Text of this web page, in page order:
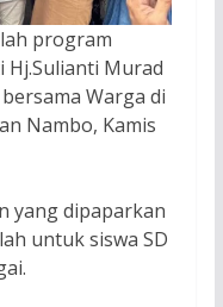
program
Hj.Sulianti Murad
Warga di
Nambo, Kamis
yang dipaparkan
untuk siswa SD